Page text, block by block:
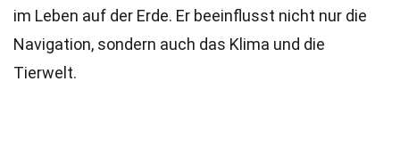
im Leben auf der Erde. Er beeinflusst nicht nur die
Navigation, sondern auch das Klima und die
Tierwelt.